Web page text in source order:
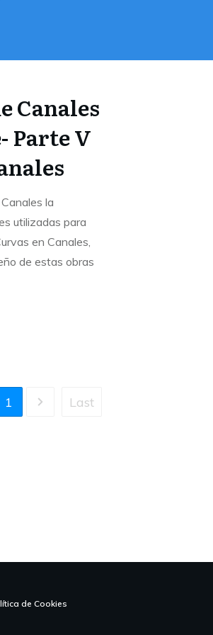
Canales
Parte V
la
utilizadas para
en Canales,
de estas obras
1 Last
de Cookies